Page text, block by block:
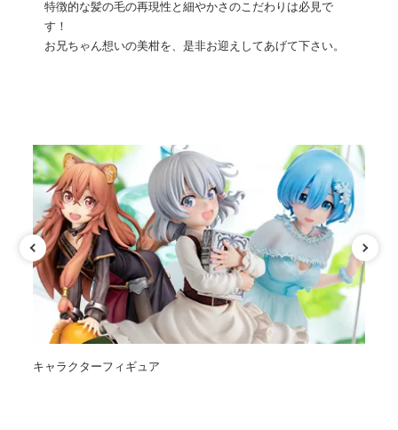
特徴的な髪の毛の再現性と細やかさのこだわりは必見で
す！
お兄ちゃん想いの美柑を、是非お迎えしてあげて下さい。
カテゴリ
キャラクターフィギュア